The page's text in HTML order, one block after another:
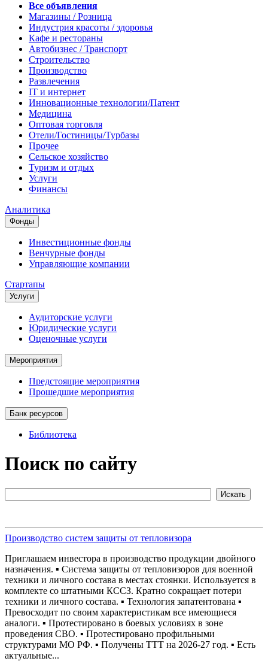
Все объявления
Магазины / Розница
Индустрия красоты / здоровья
Кафе и рестораны
Автобизнес / Транспорт
Строительство
Производство
Развлечения
IT и интернет
Инновационные технологии/Патент
Медицина
Оптовая торговля
Отели/Гостиницы/Турбазы
Прочее
Сельское хозяйство
Туризм и отдых
Услуги
Финансы
Аналитика
Фонды
Инвестиционные фонды
Венчурные фонды
Управляющие компании
Стартапы
Услуги
Аудиторские услуги
Юридические услуги
Оценочные услуги
Мероприятия
Предстоящие мероприятия
Прошедшие мероприятия
Банк ресурсов
Библиотека
Поиск по сайту
Производство систем защиты от тепловизора
Приглашаем инвестора в производство продукции двойного
назначения. ▪ Система защиты от тепловизоров для военной
техники и личного состава в местах стоянки. Используется в
комплекте со штатными КССЗ. Кратно сокращает потери
техники и личного состава. ▪ Технология запатентована ▪
Превосходит по своим характеристикам все имеющиеся
аналоги. ▪ Протестировано в боевых условиях в зоне
проведения СВО. ▪ Протестировано профильными
структурами МО РФ. ▪ Получены ТТТ на 2026-27 год. ▪ Есть
актуальные...